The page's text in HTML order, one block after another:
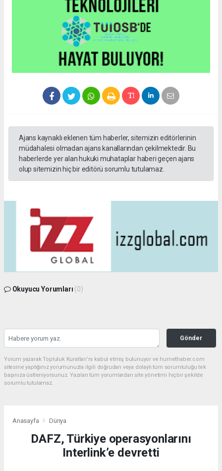
Ajans kaynaklı eklenen tüm haberler, sitemizin editörlerinin
müdahalesi olmadan ajans kanallarından çekilmektedir. Bu
haberlerde yer alan hukuki muhataplar haberi geçen ajans
olup sitemizin hiç bir editörü sorumlu tutulamaz.
Okuyucu Yorumları (0)
Gönder
Yorum yazarak Topluluk Kuralları’nı kabul etmiş bulunuyor ve hurnethaber.com
sitesine yaptığınız yorumunuzla ilgili doğrudan veya dolaylı tüm sorumluluğu tek
başınıza üstleniyorsunuz. Yazılan tüm yorumlardan site yönetimi hiçbir şekilde
sorumlu tutulamaz.
Anasayfa Dünya
DAFZ, Türkiye operasyonlarını
Interlink’e devretti